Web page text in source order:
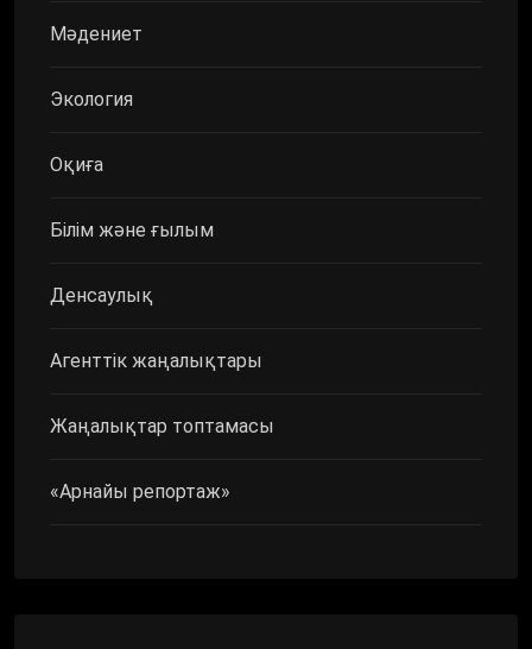
Мәдениет
Экология
Оқиға
Білім және ғылым
Денсаулық
Агенттік жаңалықтары
Жаңалықтар топтамасы
«Арнайы репортаж»